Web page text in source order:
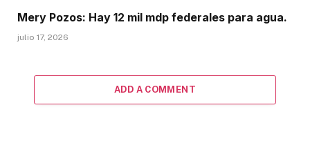
Mery Pozos: Hay 12 mil mdp federales para agua.
julio 17, 2026
ADD A COMMENT